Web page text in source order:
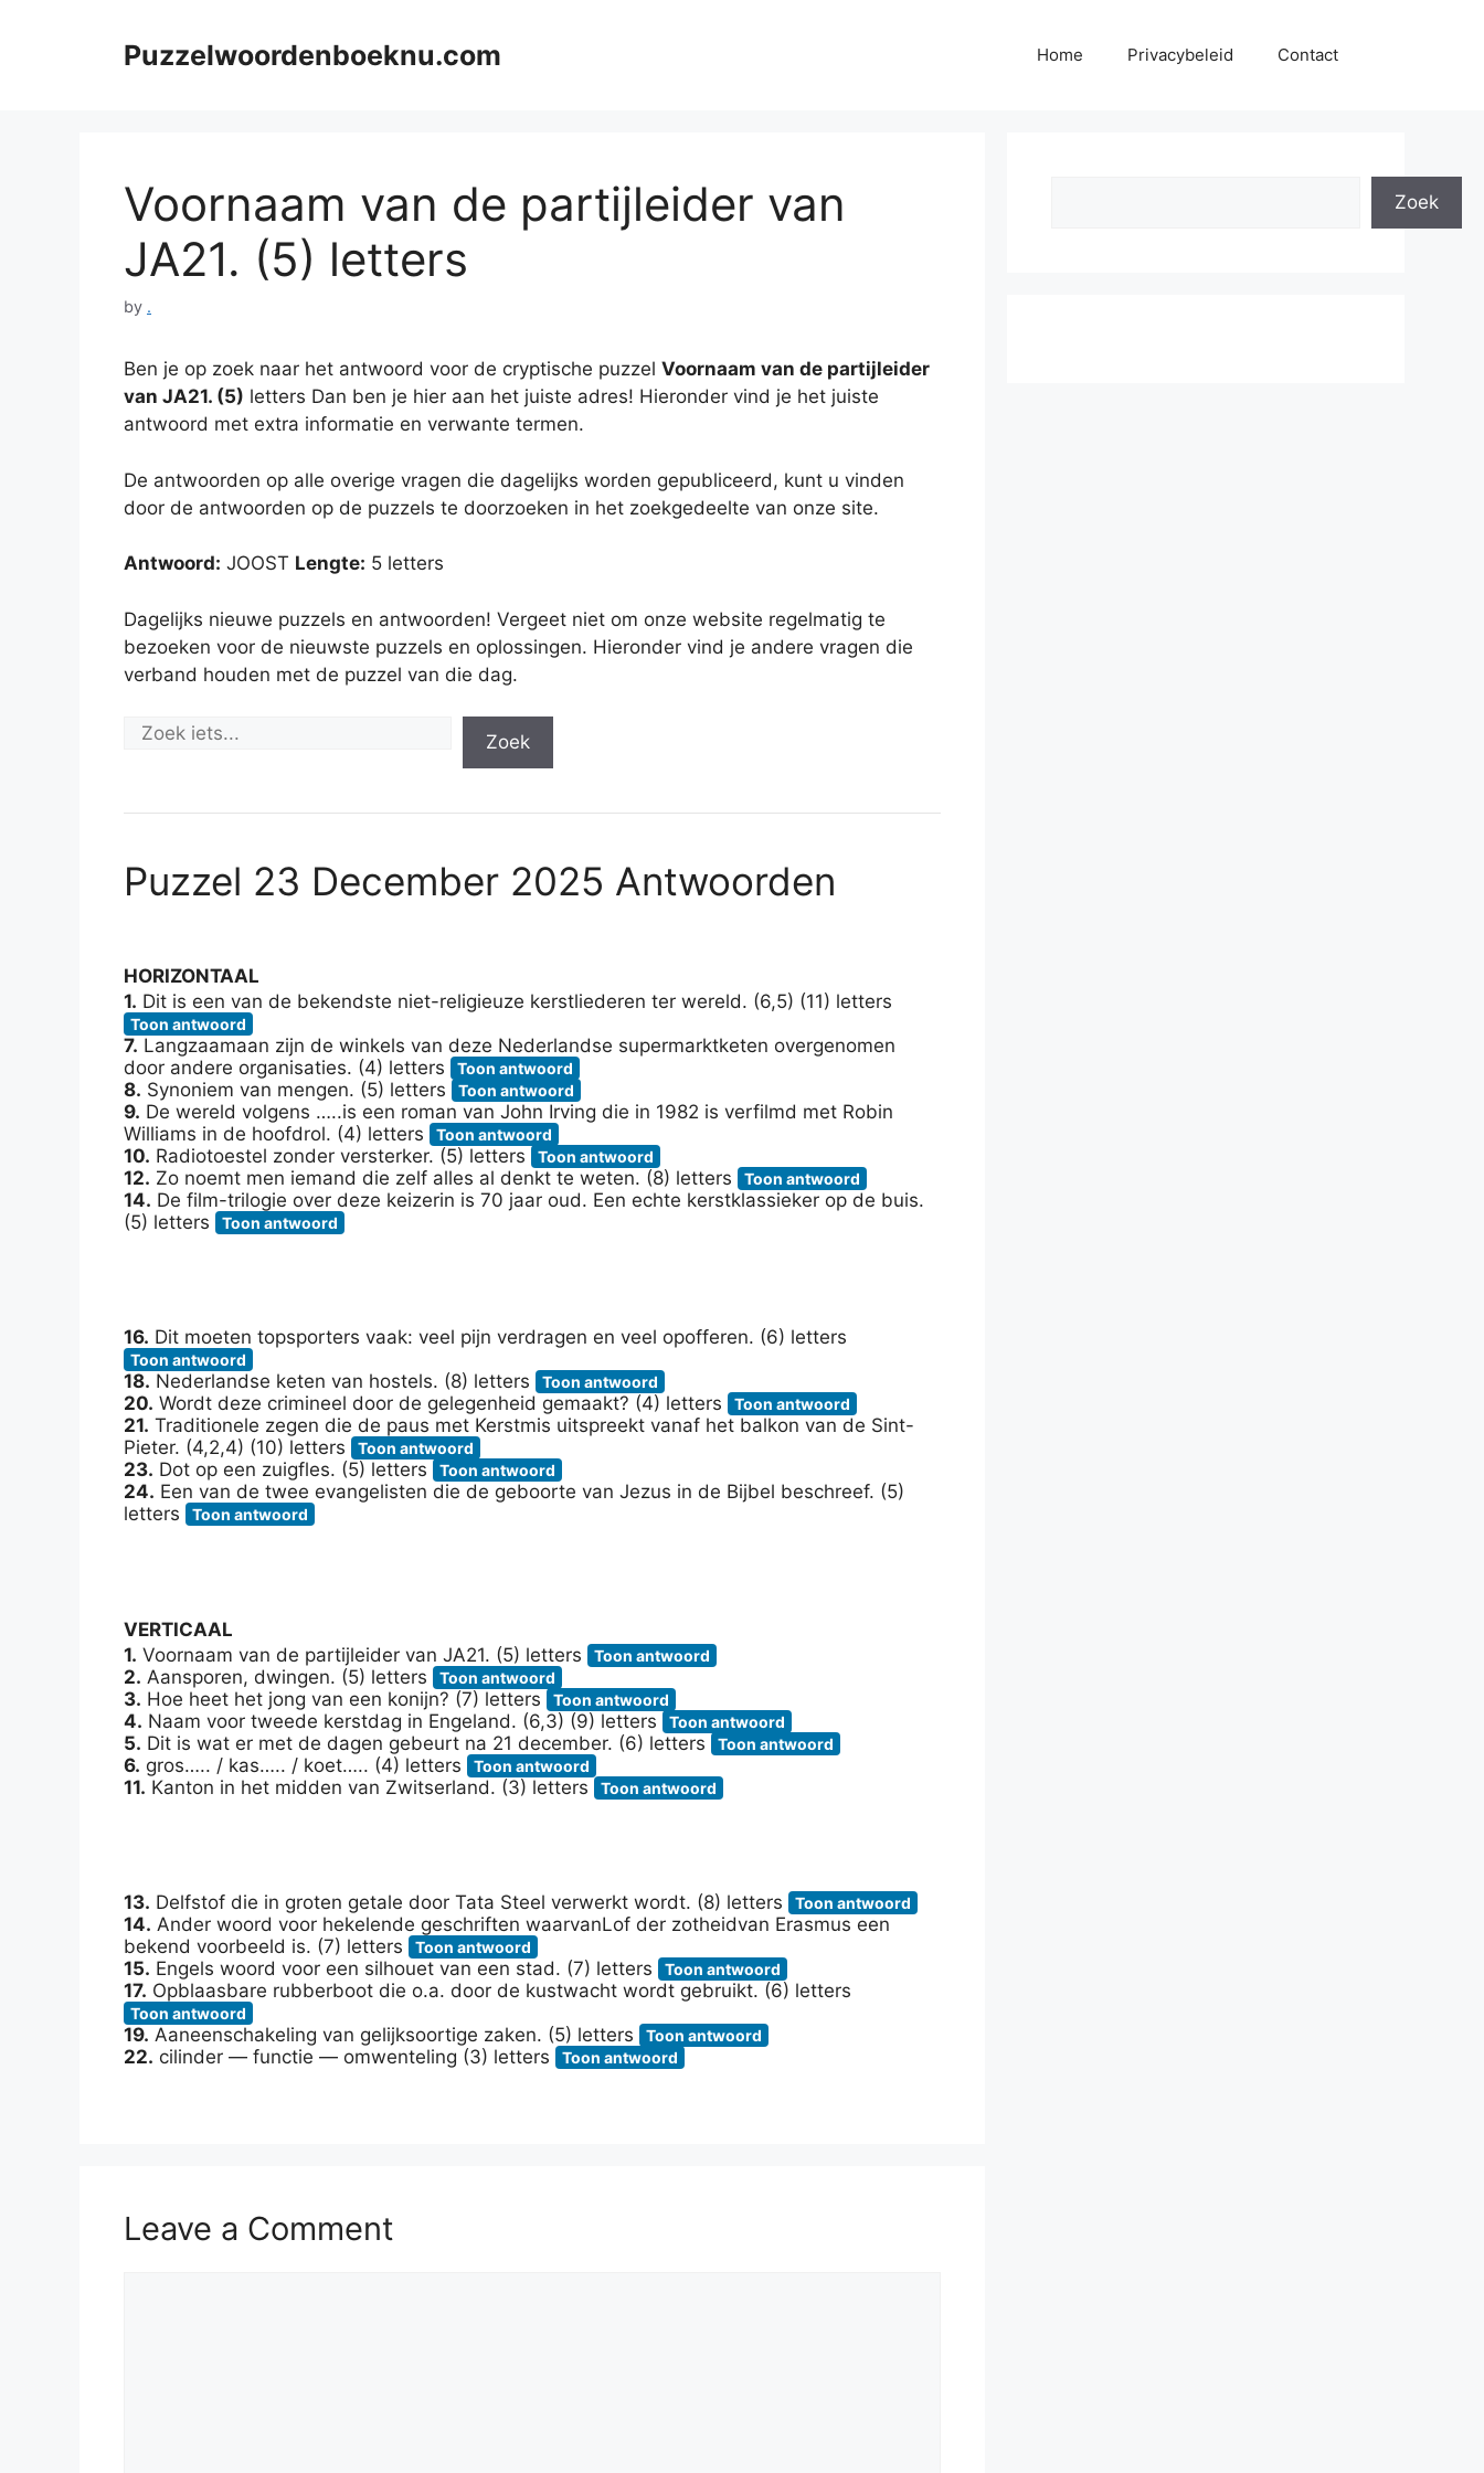
Puzzelwoordenboeknu.com Home Privacybeleid Contact
Voornaam van de partijleider van
JA21. (5) letters
by .
Ben je op zoek naar het antwoord voor de cryptische puzzel Voornaam van de partijleider
van JA21. (5) letters Dan ben je hier aan het juiste adres! Hieronder vind je het juiste
antwoord met extra informatie en verwante termen.
De antwoorden op alle overige vragen die dagelijks worden gepubliceerd, kunt u vinden
door de antwoorden op de puzzels te doorzoeken in het zoekgedeelte van onze site.
Antwoord: JOOST Lengte: 5 letters
Dagelijks nieuwe puzzels en antwoorden! Vergeet niet om onze website regelmatig te
bezoeken voor de nieuwste puzzels en oplossingen. Hieronder vind je andere vragen die
verband houden met de puzzel van die dag.
Zoek
Puzzel 23 December 2025 Antwoorden
HORIZONTAAL
1. Dit is een van de bekendste niet-religieuze kerstliederen ter wereld. (6,5) (11) letters
Toon antwoord
7. Langzaamaan zijn de winkels van deze Nederlandse supermarktketen overgenomen
door andere organisaties. (4) letters
Toon antwoord
8. Synoniem van mengen. (5) letters Toon antwoord
9. De wereld volgens …..is een roman van John Irving die in 1982 is verfilmd met Robin
Williams in de hoofdrol. (4) letters
Toon antwoord
10. Radiotoestel zonder versterker. (5) letters Toon antwoord
12. Zo noemt men iemand die zelf alles al denkt te weten. (8) letters Toon antwoord
14. De film-trilogie over deze keizerin is 70 jaar oud. Een echte kerstklassieker op de buis.
(5) letters
Toon antwoord
16. Dit moeten topsporters vaak: veel pijn verdragen en veel opofferen. (6) letters
Toon antwoord
18. Nederlandse keten van hostels. (8) letters Toon antwoord
20. Wordt deze crimineel door de gelegenheid gemaakt? (4) letters Toon antwoord
21. Traditionele zegen die de paus met Kerstmis uitspreekt vanaf het balkon van de Sint-
Pieter. (4,2,4) (10) letters
Toon antwoord
23. Dot op een zuigfles. (5) letters Toon antwoord
24. Een van de twee evangelisten die de geboorte van Jezus in de Bijbel beschreef. (5)
letters
Toon antwoord
VERTICAAL
1. Voornaam van de partijleider van JA21. (5) letters Toon antwoord
2. Aansporen, dwingen. (5) letters Toon antwoord
3. Hoe heet het jong van een konijn? (7) letters Toon antwoord
4. Naam voor tweede kerstdag in Engeland. (6,3) (9) letters Toon antwoord
5. Dit is wat er met de dagen gebeurt na 21 december. (6) letters Toon antwoord
6. gros….. / kas….. / koet….. (4) letters Toon antwoord
11. Kanton in het midden van Zwitserland. (3) letters Toon antwoord
13. Delfstof die in groten getale door Tata Steel verwerkt wordt. (8) letters Toon antwoord
14. Ander woord voor hekelende geschriften waarvanLof der zotheidvan Erasmus een
bekend voorbeeld is. (7) letters
Toon antwoord
15. Engels woord voor een silhouet van een stad. (7) letters Toon antwoord
17. Opblaasbare rubberboot die o.a. door de kustwacht wordt gebruikt. (6) letters
Toon antwoord
19. Aaneenschakeling van gelijksoortige zaken. (5) letters Toon antwoord
22. cilinder — functie — omwenteling (3) letters Toon antwoord
Leave a Comment
Zoek